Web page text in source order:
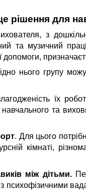
рішення для
з
та музичний
нього групу
їх
та
. Для цього
кімнаті,
між дітьми.
психофізичними